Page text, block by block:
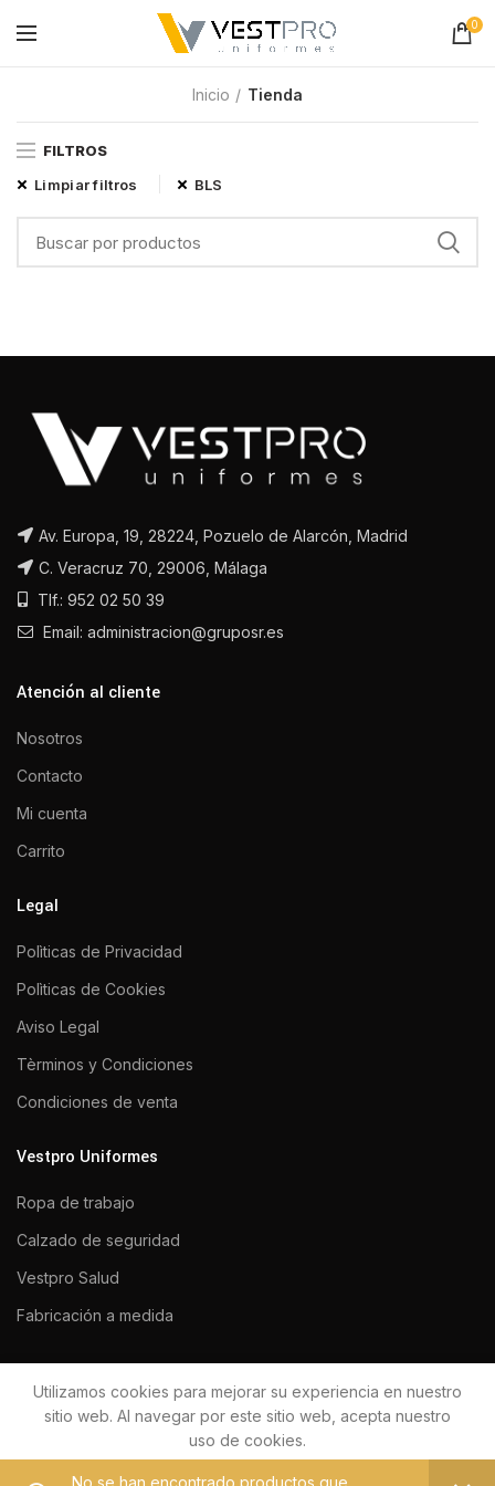
0
Inicio Tienda
FILTROS
Limpiar filtros
BLS
No se han encontrado productos que
Av. Europa, 19, 28224, Pozuelo de Alarcón, Madrid
C. Veracruz 70, 29006, Málaga
Tlf.: 952 02 50 39
Email: administracion@gruposr.es
Atención al cliente
Nosotros
Contacto
Mi cuenta
Carrito
Legal
Polìticas de Privacidad
Polìticas de Cookies
Aviso Legal
Tèrminos y Condiciones
Condiciones de venta
Vestpro Uniformes
Ropa de trabajo
Calzado de seguridad
Vestpro Salud
Fabricación a medida
VESTPRO UNIFORMES 2020Todos los derechos reservados.
Utilizamos cookies para mejorar su experiencia en nuestro
sitio web. Al navegar por este sitio web, acepta nuestro
uso de cookies.